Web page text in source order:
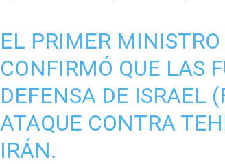
EL PRIMER MINISTRO
CONFIRMÓ QUE LAS
DEFENSA DE ISRAEL
ATAQUE CONTRA
IRÁN.